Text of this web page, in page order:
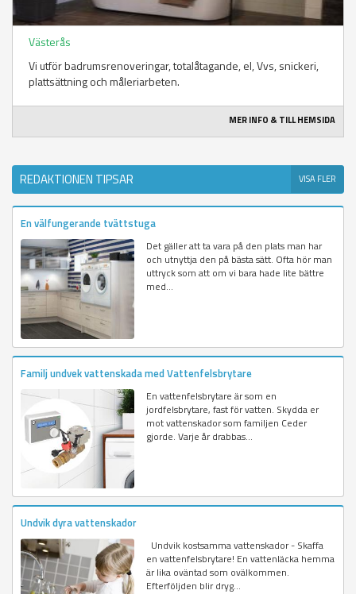
Västerås
Vi utför badrumsrenoveringar, totalåtagande, el, Vvs, snickeri,
plattsättning och måleriarbeten.
MER INFO & TILL HEMSIDA
REDAKTIONEN TIPSAR VISA FLER
En välfungerande tvättstuga
Det gäller att ta vara på den plats man har
och utnyttja den på bästa sätt. Ofta hör man
uttryck som att om vi bara hade lite bättre
med...
Familj undvek vattenskada med Vattenfelsbrytare
En vattenfelsbrytare är som en
jordfelsbrytare, fast för vatten. Skydda er
mot vattenskador som familjen Ceder
gjorde. Varje år drabbas...
Undvik dyra vattenskador
Undvik kostsamma vattenskador - Skaffa
en vattenfelsbrytare! En vattenläcka hemma
är lika oväntad som ovälkommen.
Efterföljden blir dryg...